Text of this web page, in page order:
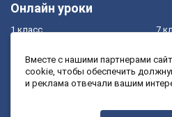
Онлайн уроки
1 класс
3 класс
7
9
Вместе с нашими партнерами
cookie, чтобы обеспечить
и реклама отвечали вашим